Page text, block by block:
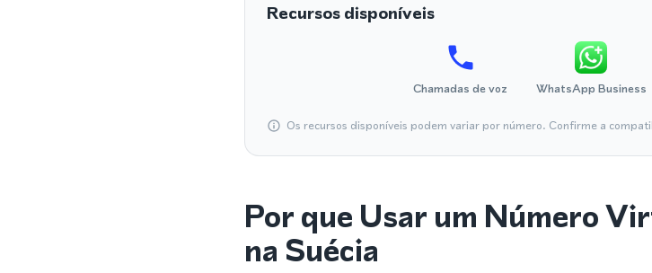
Recursos disponíveis
Chamadas de voz WhatsApp Business
Os recursos disponíveis podem variar por número. Confirme a
Por que Usar um Número
na Suécia